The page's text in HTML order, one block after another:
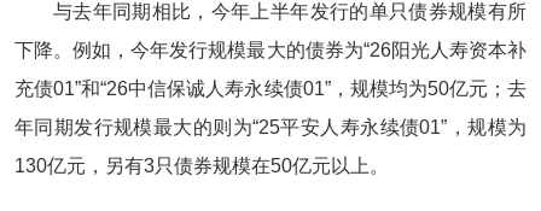
与去年同期相比，今年上半年发行的单只债券规模有所
下降。例如，今年发行规模最大的债券为“26阳光人寿资本补
充债01”和“26中信保诚人寿永续债01”，规模均为50亿元；去
年同期发行规模最大的则为“25平安人寿永续债01”，规模为
130亿元，另有3只债券规模在50亿元以上。